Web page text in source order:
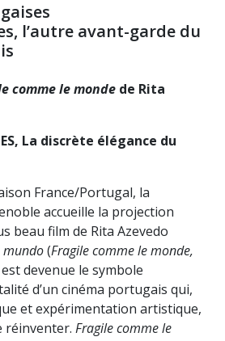
l’autre avant-garde du
comme le monde de Rita
La discrète élégance du
France/Portugal, la
accueille la projection
beau film de Rita Azevedo
mundo(Fragile comme le monde,
devenue le symbole
d’un cinéma portugais qui,
et expérimentation artistique,
réinventer. Fragile comme le